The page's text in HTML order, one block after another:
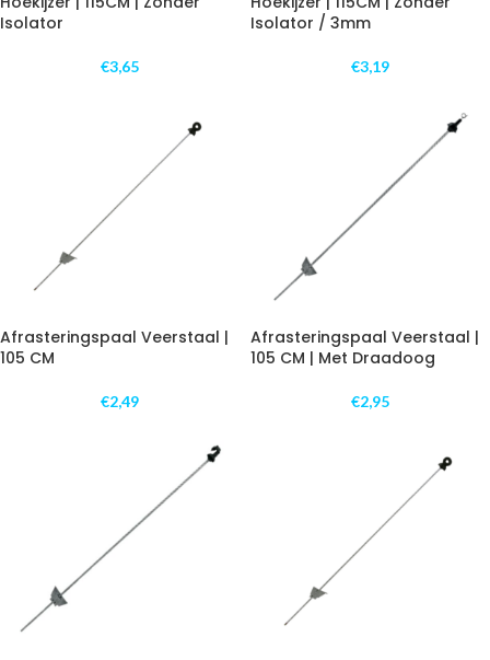
Isolator
€3,65
Isolator / 3mm
€3,19
Afrasteringspaal Veerstaal |
105 CM
€2,49
Afrasteringspaal Veerstaal |
105 CM | Met Draadoog
€2,95